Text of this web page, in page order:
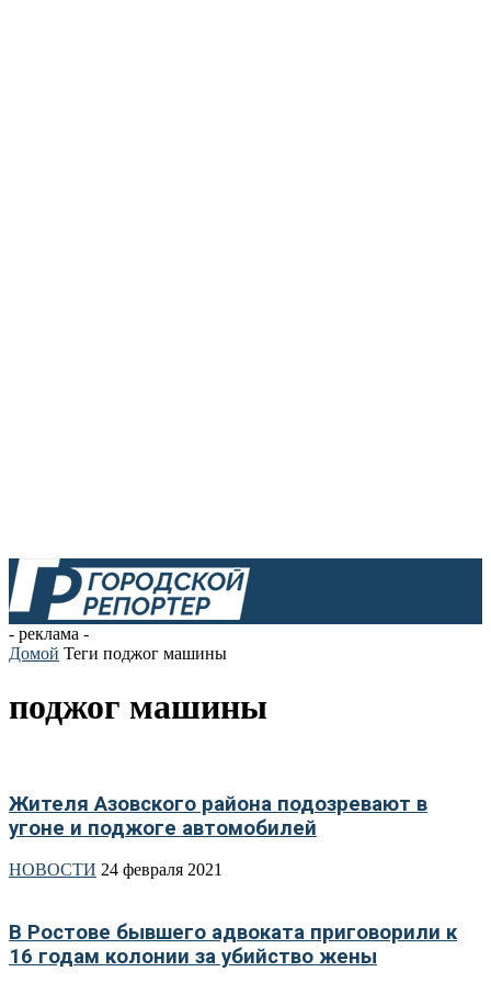
- реклама -
Домой Теги поджог машины
поджог машины
Жителя Азовского района подозревают в
угоне и поджоге автомобилей
НОВОСТИ 24 февраля 2021
В Ростове бывшего адвоката приговорили к
16 годам колонии за убийство жены